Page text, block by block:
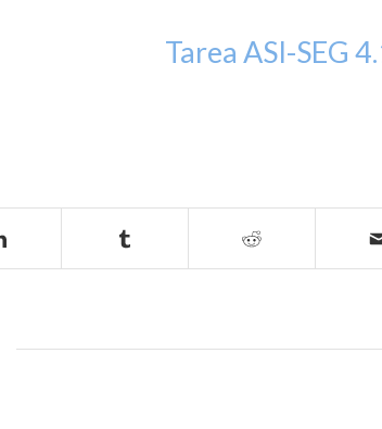
Tarea ASI-SEG